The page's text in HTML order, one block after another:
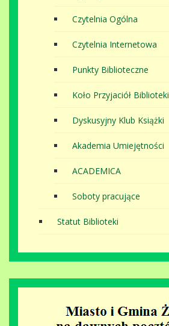
Czytelnia Ogólna
Czytelnia Internetowa
Punkty Biblioteczne
Koło Przyjaciół Biblioteki
Dyskusyjny Klub Książki
Akademia Umiejętności
ACADEMICA
Soboty pracujące
Statut Biblioteki